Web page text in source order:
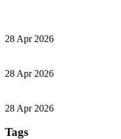
28 Apr 2026
28 Apr 2026
28 Apr 2026
Tags